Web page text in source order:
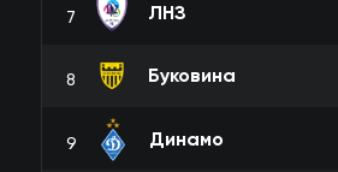
7 ЛНЗ
8 Буковина
9 Динамо